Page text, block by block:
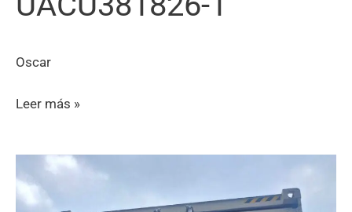
Oscar
UACU381826-
Leer más »